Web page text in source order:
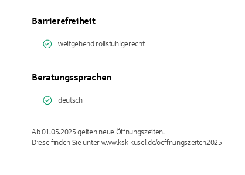
Barrierefreiheit
weitgehend rollstuhlgerecht
Beratungssprachen
deutsch
Ab 01.05.2025 gelten neue Öffnungszeiten.
Diese finden Sie unter www.ksk-kusel.de/oeffnungszeiten2025